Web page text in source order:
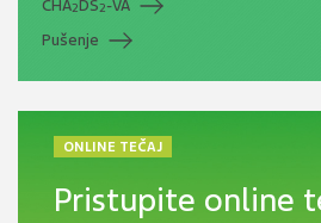
CHA2DS2-VA
Pušenje
ONLINE TEČAJ
Pristupite online